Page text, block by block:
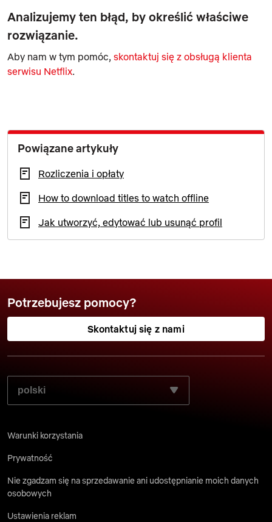
Analizujemy ten błąd, by określić właściwe
rozwiązanie.
Aby nam w tym pomóc, skontaktuj się z obsługą klienta
serwisu Netflix.
Powiązane artykuły
Rozliczenia i opłaty
How to download titles to watch offline
Jak utworzyć, edytować lub usunąć profil
Potrzebujesz pomocy?
Skontaktuj się z nami
WYBIERZ PREFEROWANY JĘZYK:
Warunki korzystania
Prywatność
Nie zgadzam się na sprzedawanie ani udostępnianie moich danych
osobowych
Ustawienia reklam